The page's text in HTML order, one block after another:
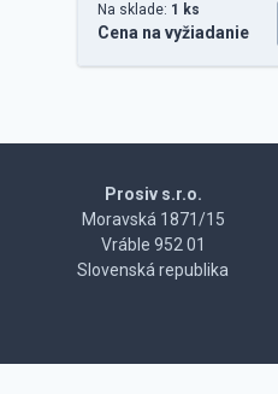
Na sklade: 1 ks
Cena na vyžiadanie
Prosiv s.r.o.
Moravská 1871/15
Vráble 952 01
Slovenská republika